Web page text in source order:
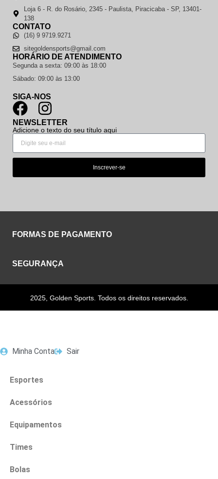
Loja 6 - R. do Rosário, 2345 - Paulista, Piracicaba - SP, 13401-
138
CONTATO
(16) 9 9719.9271
sitegoldensports@gmail.com
HORÁRIO DE ATENDIMENTO
Segunda a sexta: 09:00 às 18:00
Sábado: 09:00 às 13:00
SIGA-NOS
NEWSLETTER
Adicione o texto do seu título aqui
Inscrever-se
FORMAS DE PAGAMENTO
SEGURANÇA
2025, Golden Sports. Todos os direitos reservados.
Minha Conta Sair
Esportes
Acessórios
Equipamentos
Times
Bolas